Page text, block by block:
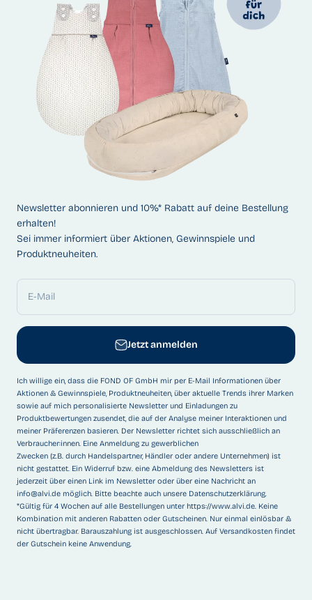
Newsletter abonnieren und 10%* Rabatt auf deine Bestellung
erhalten!
Sei immer informiert über Aktionen, Gewinnspiele und
Produktneuheiten.
E-Mail
Jetzt anmelden
Ich willige ein, dass die FOND OF GmbH mir per E-Mail Informationen über
Aktionen & Gewinnspiele, Produktneuheiten, über aktuelle Trends ihrer Marken
sowie auf mich personalisierte Newsletter und Einladungen zu
Produktbewertungen zusendet, die auf der Analyse meiner Interaktionen und
meiner Präferenzen basieren. Der Newsletter richtet sich ausschließlich an
Verbraucher:innen. Eine Anmeldung zu gewerblichen
Zwecken (z.B. durch Handelspartner, Händler oder andere Unternehmen) ist
nicht gestattet. Ein Widerruf bzw. eine Abmeldung des Newsletters ist
jederzeit über einen Link im Newsletter oder über eine Nachricht an
info@alvi.de möglich. Bitte beachte auch unsere Datenschutzerklärung.
*Gültig für 4 Wochen auf alle Bestellungen unter https://www.alvi.de. Keine
Kombination mit anderen Rabatten oder Gutscheinen. Nur einmal einlösbar &
nicht übertragbar. Barauszahlung ist ausgeschlossen. Auf Versandkosten findet
der Gutschein keine Anwendung.